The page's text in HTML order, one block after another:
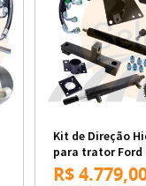
Kit de Direção
para trator Ford
R$